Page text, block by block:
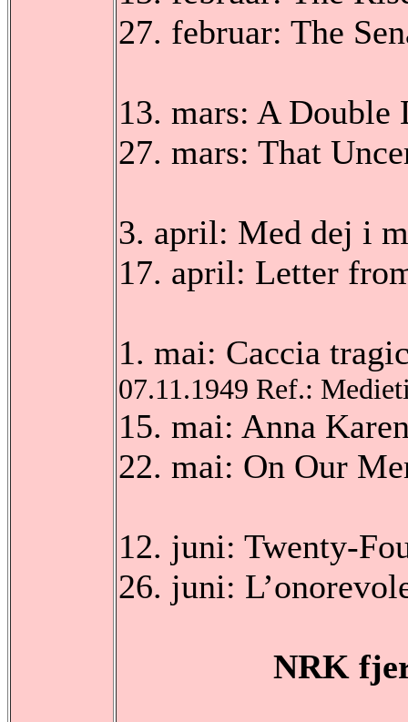
27. februar: The
13. mars: A
27. mars: That
3. april: Med dej i
17. april: Letter
1. mai: Caccia
07.11.1949 Ref.:
15. mai: Anna
22. mai: On Our
12. juni: Twenty-
26. juni:
NRK